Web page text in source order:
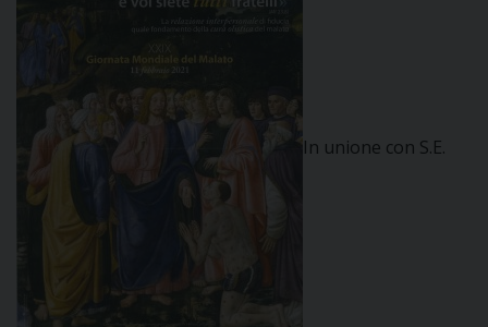
PARROCCHIE
CONTATTI In unione con S.E.